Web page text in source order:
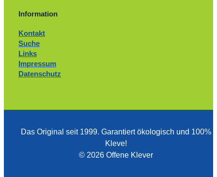
Information
Kontakt
Suche
Links
Impressum
Datenschutz
Das Original seit 1999. ­Garantiert ökologisch und 100%
Kleve!
© 2026 Offene Klever